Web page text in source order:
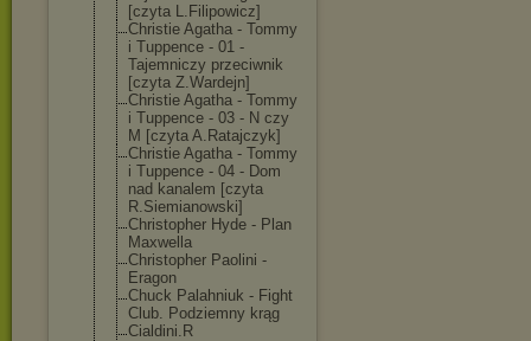
[czyta L.Filipowicz]
Christie Agatha - Tommy
i Tuppence - 01 -
Tajemniczy przeciwnik
[czyta Z.Wardejn]
Christie Agatha - Tommy
i Tuppence - 03 - N czy
M [czyta A.Ratajczyk]
Christie Agatha - Tommy
i Tuppence - 04 - Dom
nad kanalem [czyta
R.Siemianowski]
Christopher Hyde - Plan
Maxwella
Christopher Paolini -
Eragon
Chuck Palahniuk - Fight
Club. Podziemny krąg
Cialdini.R